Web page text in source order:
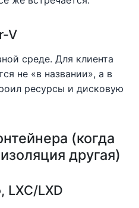
V
среде. Для клиента
не «в названии», а в
ресурсы и дисковую
(когда
другая)
LXC/LXD